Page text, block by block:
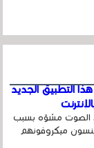
التطبيق الجديد
الصوت مشوّه بسبب
ميكروفونهم